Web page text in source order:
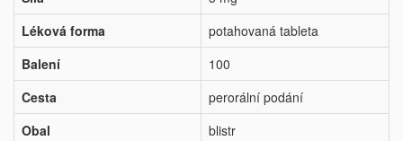
Léková forma
potahovaná tableta
Balení
100
Cesta
perorální podání
Obal
blistr